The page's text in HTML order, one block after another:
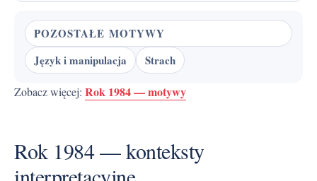
POZOSTAŁE MOTYWY
Język i manipulacja
Strach
Zobacz więcej: Rok 1984 — motywy
Rok 1984 — konteksty